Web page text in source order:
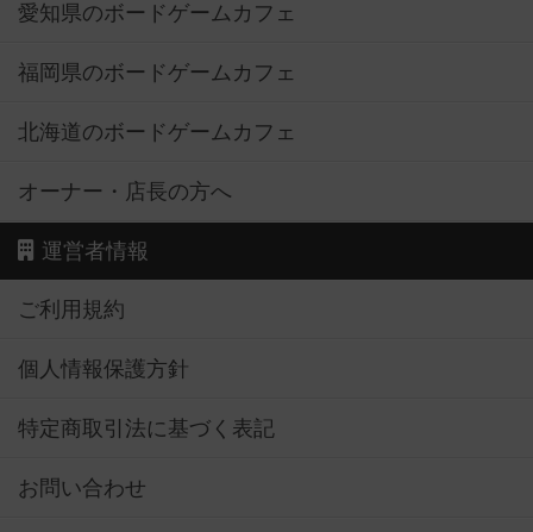
愛知県のボードゲームカフェ
福岡県のボードゲームカフェ
北海道のボードゲームカフェ
オーナー・店長の方へ
運営者情報
ご利用規約
個人情報保護方針
特定商取引法に基づく表記
お問い合わせ